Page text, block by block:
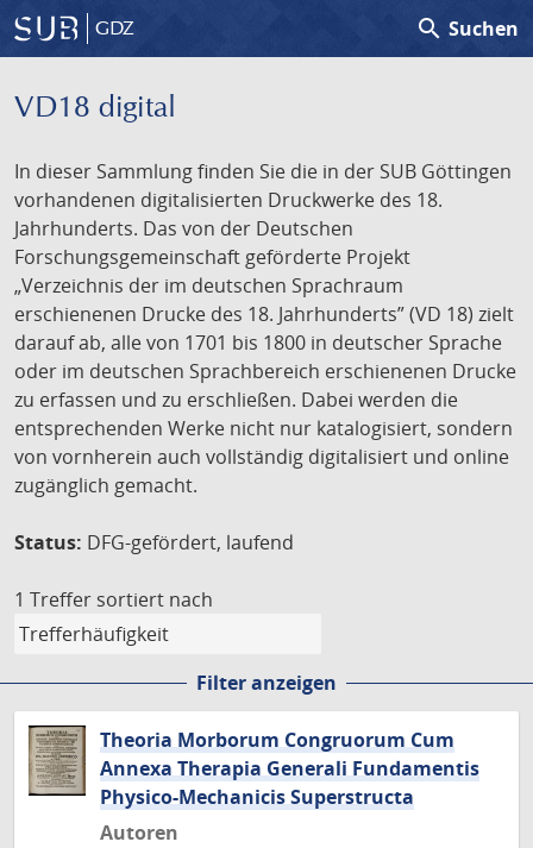
GDZ search Suchen
VD18 digital
In dieser Sammlung finden Sie die in der SUB Göttingen
vorhandenen digitalisierten Druckwerke des 18.
Jahrhunderts. Das von der Deutschen
Forschungsgemeinschaft geförderte Projekt
„Verzeichnis der im deutschen Sprachraum
erschienenen Drucke des 18. Jahrhunderts” (VD 18) zielt
darauf ab, alle von 1701 bis 1800 in deutscher Sprache
oder im deutschen Sprachbereich erschienenen Drucke
zu erfassen und zu erschließen. Dabei werden die
entsprechenden Werke nicht nur katalogisiert, sondern
von vornherein auch vollständig digitalisiert und online
zugänglich gemacht.
Status: DFG-gefördert, laufend
1 Treffer sortiert nach
Filter anzeigen
Theoria Morborum Congruorum Cum
Annexa Therapia Generali Fundamentis
Physico-Mechanicis Superstructa
Autoren